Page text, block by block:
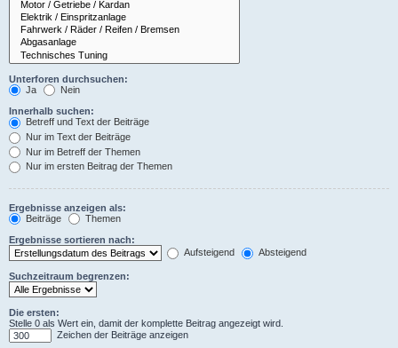
Unterforen durchsuchen:
Ja
Nein
Innerhalb suchen:
Betreff und Text der Beiträge
Nur im Text der Beiträge
Nur im Betreff der Themen
Nur im ersten Beitrag der Themen
Ergebnisse anzeigen als:
Beiträge
Themen
Ergebnisse sortieren nach:
Aufsteigend
Absteigend
Suchzeitraum begrenzen:
Die ersten:
Stelle 0 als Wert ein, damit der komplette Beitrag angezeigt wird.
Zeichen der Beiträge anzeigen